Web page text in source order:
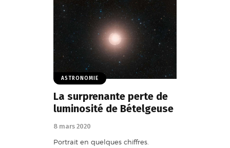
ASTRONOMIE
La surprenante perte de
luminosité de Bételgeuse
8 mars 2020
Portrait en quelques chiffres.